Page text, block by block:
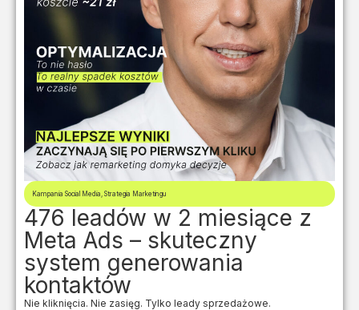
Kampania Social Media, Strategia Marketingu
476 leadów w 2 miesiące z
Meta Ads – skuteczny
system generowania
kontaktów
Nie kliknięcia. Nie zasięg. Tylko leady sprzedażowe.